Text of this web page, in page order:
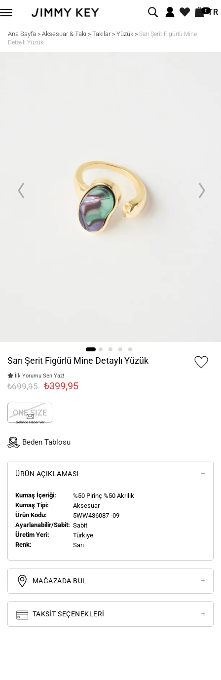
0TR
Ana Sayfa > Aksesuar & Takı > Takılar> Yüzük> Sarı Şerit Figürlü Mine
Detaylı Yüzük
Sarı Şerit Figürlü Mine Detaylı Yüzük
İlk Yorumu Sen Yaz!
₺699,95 ₺399,95
ONE SIZE
Gelince Haber Ver
Beden Tablosu
ÜRÜN AÇIKLAMASI
Kumaş İçeriği:
%50 Pirinç %50 Akrilik
Kumaş Tipi:
Aksesuar
Ürün Kodu:
5WW436087 -09
Ayarlanabilir/Sabit: Sabit
Üretim Yeri:
Türkiye
Renk:
Sarı
MAĞAZADA BUL
TAKSIT SEÇENEKLERI